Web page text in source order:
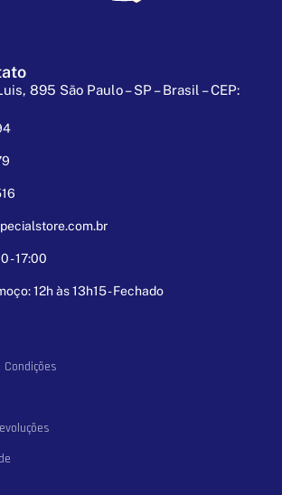
895 São Paulo – SP – Brasil – CEP:
- 17:00
12h às 13h15 - Fechado